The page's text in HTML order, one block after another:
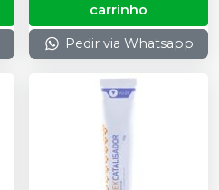
carrinho
Pedir via Whatsapp